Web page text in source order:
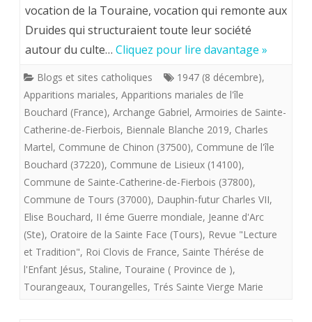
vocation de la Touraine, vocation qui remonte aux
Druides qui structuraient toute leur société
autour du culte… Cliquez pour lire davantage »
Blogs et sites catholiques 1947 (8 décembre),
Apparitions mariales, Apparitions mariales de l'île
Bouchard (France), Archange Gabriel, Armoiries de Sainte-
Catherine-de-Fierbois, Biennale Blanche 2019, Charles
Martel, Commune de Chinon (37500), Commune de l'île
Bouchard (37220), Commune de Lisieux (14100),
Commune de Sainte-Catherine-de-Fierbois (37800),
Commune de Tours (37000), Dauphin-futur Charles VII,
Elise Bouchard, II éme Guerre mondiale, Jeanne d'Arc
(Ste), Oratoire de la Sainte Face (Tours), Revue "Lecture
et Tradition", Roi Clovis de France, Sainte Thérése de
l'Enfant Jésus, Staline, Touraine ( Province de ),
Tourangeaux, Tourangelles, Trés Sainte Vierge Marie